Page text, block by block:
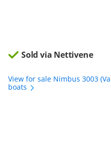
Sold via Nettivene
View for sale Nimbus 3003
boats